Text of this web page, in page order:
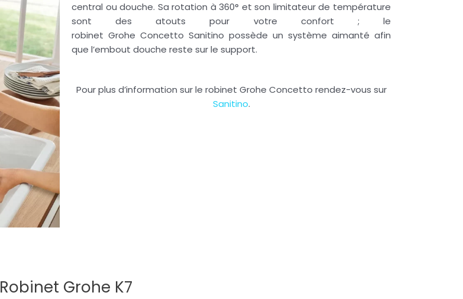
central ou douche. Sa rotation à 360° et son limitateur de température
sont des atouts pour votre confort ; le
robinet Grohe Concetto Sanitino possède un système aimanté afin
que l’embout douche reste sur le support.
Pour plus d’information sur le robinet Grohe Concetto rendez-vous sur
Sanitino.
Robinet Grohe K7